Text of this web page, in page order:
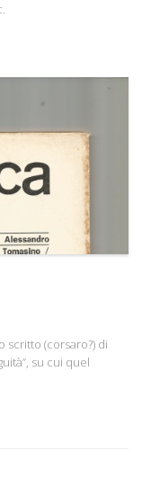
scritto (corsaro?) di
su cui quel